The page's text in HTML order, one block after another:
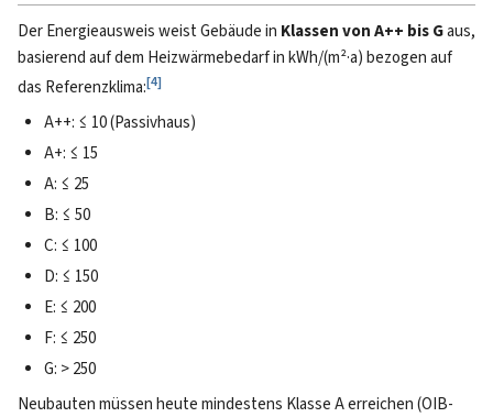
Der Energieausweis weist Gebäude in Klassen von A++ bis Gaus,
basierend auf dem Heizwärmebedarf in kWh/(m²·a) bezogen auf
das Referenzklima:[4]
A++: ≤ 10 (Passivhaus)
A+: ≤ 15
A: ≤ 25
B: ≤ 50
C: ≤ 100
D: ≤ 150
E: ≤ 200
F: ≤ 250
G: > 250
Neubauten müssen heute mindestens Klasse A erreichen (OIB-